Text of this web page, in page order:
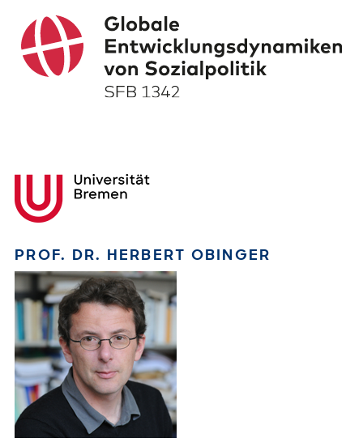
PROF. DR. HERBERT OBINGER